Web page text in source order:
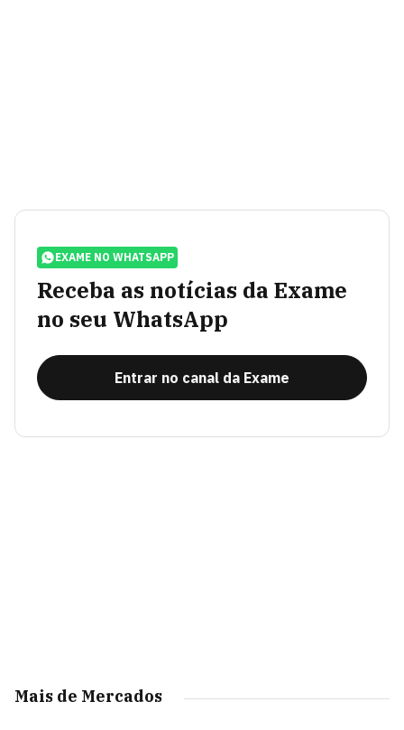
EXAME NO WHATSAPP
Receba as notícias da Exame
no seu WhatsApp
Entrar no canal da Exame
Mais de Mercados